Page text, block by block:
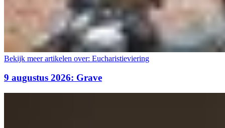
Bekijk meer artikelen over: Eucharistieviering
9 augustus 2026: Grave